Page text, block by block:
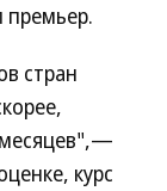
стран
курс